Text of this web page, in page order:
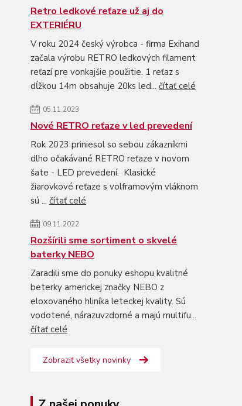
Retro ledkové reťaze už aj do
EXTERIÉRU
V roku 2024 český výrobca - firma Exihand
začala výrobu RETRO ledkových filament
reťazí pre vonkajšie použitie. 1 reťaz s
dĺžkou 14m obsahuje 20ks led... čítať celé
05.11.2023
Nové RETRO reťaze v led prevedení
Rok 2023 priniesol so sebou zákazníkmi
dlho očakávané RETRO reťaze v novom
šate - LED prevedení. Klasické
žiarovkové reťaze s volframovým vláknom
sú ... čítať celé
09.11.2022
Rozšírili sme sortiment o skvelé
baterky NEBO
Zaradili sme do ponuky eshopu kvalitné
beterky americkej značky NEBO z
eloxovaného hliníka leteckej kvality. Sú
vodotené, nárazuvzdorné a majú multifu...
čítať celé
Zobraziť všetky novinky